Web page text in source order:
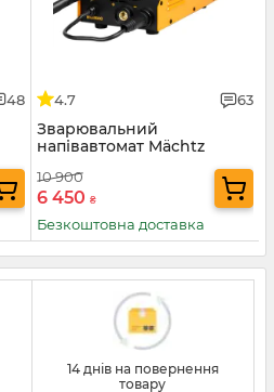
48 4.7 63
Зварювальний
напівавтомат Mächtz
MIG/MAG/MMA/TIG
10 900
6 450 ₴
Безкоштовна доставка
14 днів на повернення
товару